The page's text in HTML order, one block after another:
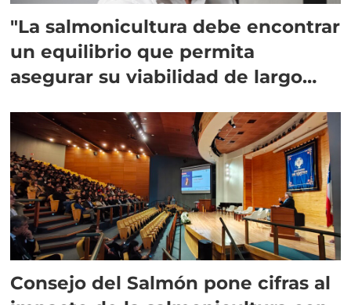
"La salmonicultura debe encontrar
un equilibrio que permita
asegurar su viabilidad de largo
Consejo del Salmón pone cifras al